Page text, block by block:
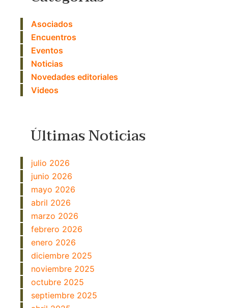
Asociados
Encuentros
Eventos
Noticias
Novedades editoriales
Videos
Últimas Noticias
julio 2026
junio 2026
mayo 2026
abril 2026
marzo 2026
febrero 2026
enero 2026
diciembre 2025
noviembre 2025
octubre 2025
septiembre 2025